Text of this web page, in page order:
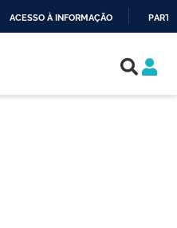
ACESSO À INFORMAÇÃO